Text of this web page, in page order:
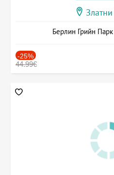
Берлин Грийн
-25%
44.99€